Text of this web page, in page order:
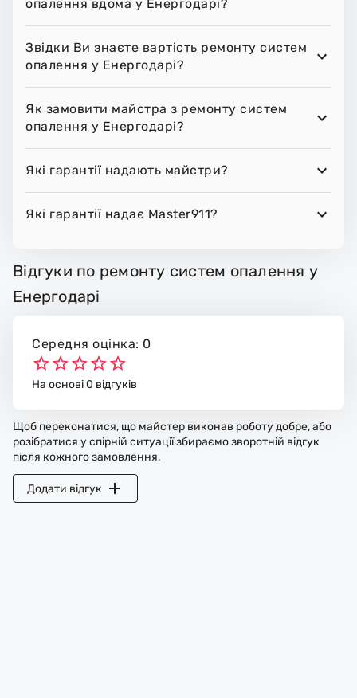
опалення вдома у Енергодарі?
Звідки Ви знаєте вартість ремонту систем
опалення у Енергодарі?
Як замовити майстра з ремонту систем
опалення у Енергодарі?
Які гарантії надають майстри?
Які гарантії надає Master911?
Відгуки по ремонту систем опалення у
Енергодарі
Середня оцінка: 0
На основі 0 відгуків
Щоб переконатися, що майстер виконав роботу добре, або
розібратися у спірній ситуації збираємо зворотній відгук
після кожного замовлення.
Додати відгук